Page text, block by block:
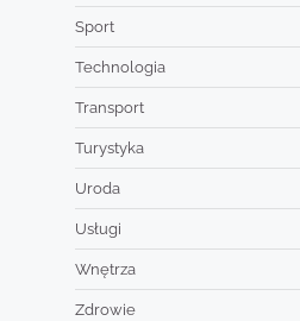
Sport
Technologia
Transport
Turystyka
Uroda
Usługi
Wnętrza
Zdrowie